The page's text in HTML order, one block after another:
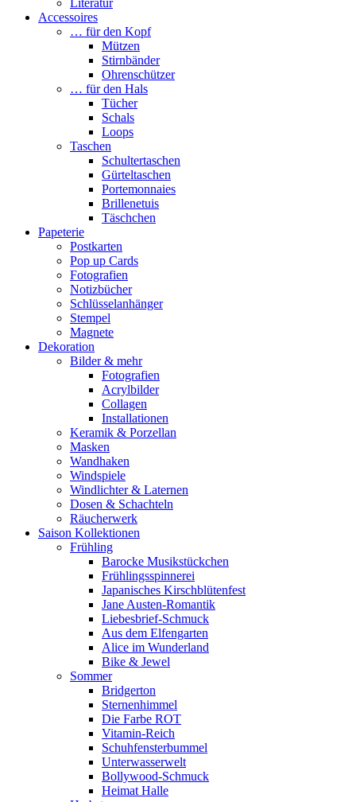
Literatur
Accessoires
… für den Kopf
Mützen
Stirnbänder
Ohrenschützer
… für den Hals
Tücher
Schals
Loops
Taschen
Schultertaschen
Gürteltaschen
Portemonnaies
Brillenetuis
Täschchen
Papeterie
Postkarten
Pop up Cards
Fotografien
Notizbücher
Schlüsselanhänger
Stempel
Magnete
Dekoration
Bilder & mehr
Fotografien
Acrylbilder
Collagen
Installationen
Keramik & Porzellan
Masken
Wandhaken
Windspiele
Windlichter & Laternen
Dosen & Schachteln
Räucherwerk
Saison Kollektionen
Frühling
Barocke Musikstückchen
Frühlingsspinnerei
Japanisches Kirschblütenfest
Jane Austen-Romantik
Liebesbrief-Schmuck
Aus dem Elfengarten
Alice im Wunderland
Bike & Jewel
Sommer
Bridgerton
Sternenhimmel
Die Farbe ROT
Vitamin-Reich
Schuhfensterbummel
Unterwasserwelt
Bollywood-Schmuck
Heimat Halle